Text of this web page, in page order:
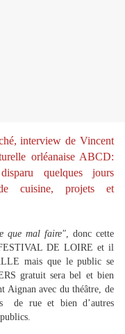
interview de Vincent
orléanaise ABCD:
quelques jours
cuisine, projets et
que mal faire", donc cette
FESTIVAL DE LOIRE et il
mais que le public se
gratuit sera bel et bien
Aignan avec du théâtre, de
de rue et bien d’autres